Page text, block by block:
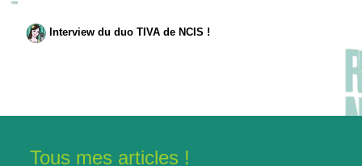
Interview du duo TIVA de NCIS !
Tous mes articles !